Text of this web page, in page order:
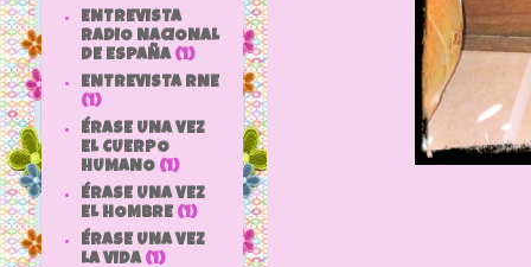
ENTREVISTA
RADIO NACIONAL
DE ESPAÑA (1)
ENTREVISTA RNE
(1)
ÉRASE UNA VEZ
EL CUERPO
HUMANO (1)
ÉRASE UNA VEZ
EL HOMBRE (1)
ÉRASE UNA VEZ
LA VIDA (1)